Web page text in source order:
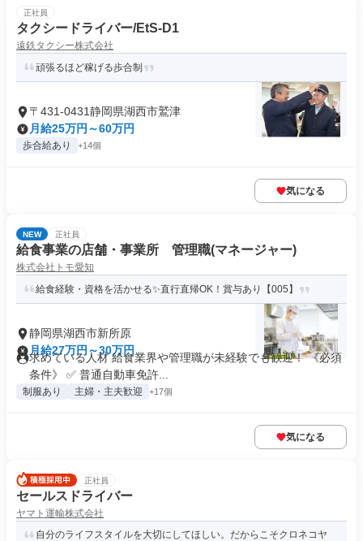
正社員
タクシードライバー/EtS-D1
遠鉄タクシー株式会社
頑張るほど稼げる歩合制
〒431-0431静岡県湖西市鷲津
月給25万円～60万円
歩合給あり +14個
気になる
NEW 正社員
給食事業の店舗・事業所 管理職(マネージャー)
株式会社トモ愛知
給食経験・資格を活かせる✨直行直帰OK！賞与あり【005】
静岡県湖西市新所原
月給27万円～30万円
求めている人材 給食業界や管理職が未経験でも歓迎！ 《必須
条件》 ✅ 普通自動車免許...
制服あり 主婦・主夫歓迎 +17個
気になる
正社員
セールスドライバー
ヤマト運輸株式会社
自分のライフスタイルを大切にしてほしい。だからこそクロネコヤ